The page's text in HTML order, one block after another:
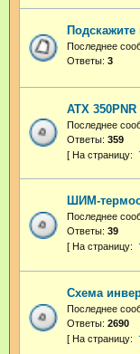
Последнее
Ответы: 3
ATX
Последнее
Ответы: 359
ШИМ-
Последнее
Ответы: 39
Схема
Последнее
Ответы: 2690